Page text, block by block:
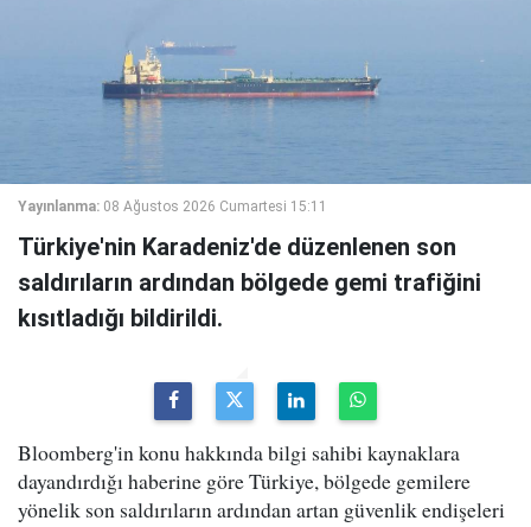
Yayınlanma: 08 Ağustos 2026 Cumartesi 15:11
Türkiye'nin Karadeniz'de düzenlenen son
saldırıların ardından bölgede gemi trafiğini
kısıtladığı bildirildi.
Bloomberg'in konu hakkında bilgi sahibi kaynaklara
dayandırdığı haberine göre Türkiye, bölgede gemilere
yönelik son saldırıların ardından artan güvenlik endişeleri